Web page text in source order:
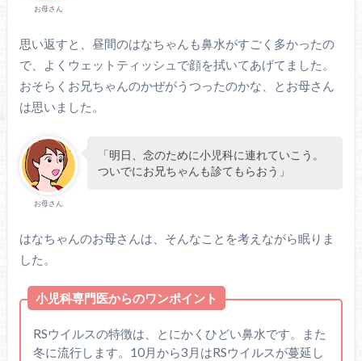
お母さん
思い返すと、昼間のはなちゃんも鼻水がすごく多かったの
で、よくウェットティッシュで顔を拭いてあげてました。
おそらくお兄ちゃんのかぜがうつったのかな、とお母さん
は思いました。
お母さん
「明日、念のために小児科に連れていこう。
ついでにお兄ちゃんも診てもらおう」
はなちゃんのお母さんは、そんなことを考えながら眠りま
した。
小児科専門医からのワンポイント
RSウイルスの特徴は、とにかくひどい鼻水です。また
冬に流行します。10月から3月はRSウイルスが蔓延し